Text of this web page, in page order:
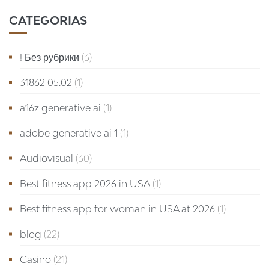
CATEGORIAS
! Без рубрики (3)
31862 05.02 (1)
a16z generative ai (1)
adobe generative ai 1 (1)
Audiovisual (30)
Best fitness app 2026 in USA (1)
Best fitness app for woman in USA at 2026 (1)
blog (22)
Casino (21)